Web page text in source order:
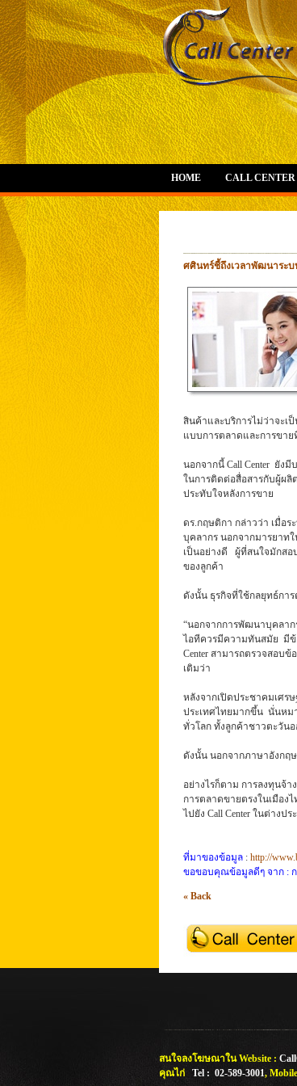
HOME CALL
ศศินทร์ชี้ถึงเวลาพัฒนาระบ
สินค้าและบริการไม่ว่าจะเ
แบบการตลาดและการขาย
นอกจากนี้ Call Center ยัง
ในการติดต่อสื่อสารกับผู้ผ
ประทับใจหลังการขาย
ดร.กฤษติกา กล่าวว่า เมื่อ
บุคลากร นอกจากมารยาท
เป็นอย่างดี ผู้ที่สนใจมักสอ
ของลูกค้า
ดังนั้น ธุรกิจที่ใช้กลยุทธ์กา
“นอกจากการพัฒนาบุคลาก
ไอทีควรมีความทันสมัย มีข้
Center สามารถตรวจสอบ
เติมว่า
หลังจากเปิดประชาคมเศร
ประเทศไทยมากขึ้น นั่นหม
ทั่วโลก ทั้งลูกค้าชาวตะวัน
ดังนั้น นอกจากภาษาอังกฤ
อย่างไรก็ตาม การลงทุนจ้
การตลาดขายตรงในเมือง
ไปยัง Call Center ในต่าง
ที่มาของข้อมูล : http://
ขอขอบคุณข้อมูลดีๆ จาก :
« Back
สนใจลงโฆษณาใน Website :
คุณไก่ Tel : 02-589-3001,